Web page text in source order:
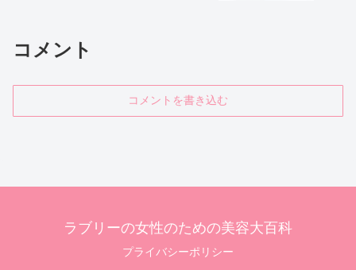
コメント
コメントを書き込む
ラブリーの女性のための美容大百科
プライバシーポリシー